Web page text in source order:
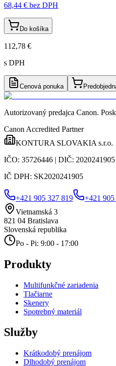
68,44 € bez DPH
Do košíka
112,78 €
s DPH
Cenová ponuka
Autorizovaný predajca Canon.
Canon Accredited Partner
KONTURA SLOVAKIA s.r.o.
IČO: 35726446 | DIČ: 2020241905
IČ DPH: SK2020241905
+421 905 327 819 +421 905
Vietnamská 3
821 04 Bratislava
Slovenská republika
Po - Pi: 9:00 - 17:00
Produkty
Multifunkčné zariadenia
Tlačiarne
Skenery
Spotrebný materiál
Služby
Krátkodobý prenájom
Dlhodobý prenájom